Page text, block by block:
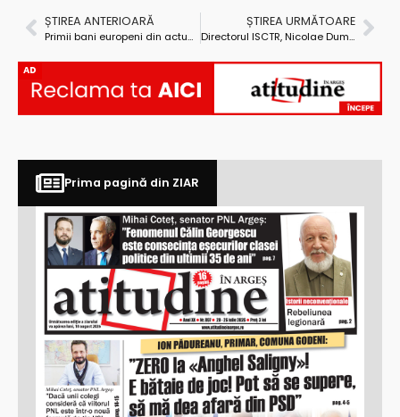
ȘTIREA ANTERIOARĂ
Primii bani europeni din actuala sesiune ajung în Argeș, la Topoloveni
ȘTIREA URMĂTOARE
Directorul ISCTR, Nicolae Dumitrescu s-a autodenunțat: „Vă garantăm, domnule primar, că nu vom institui controale”
AD
Prima pagină din ZIAR